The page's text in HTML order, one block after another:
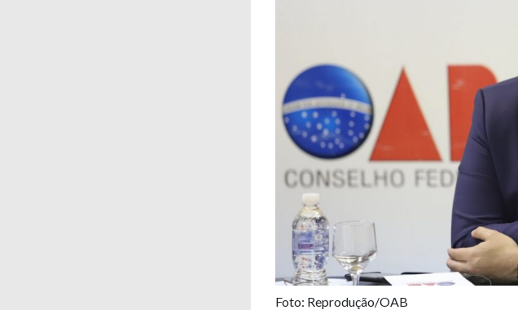
Foto: Reprodução/OAB